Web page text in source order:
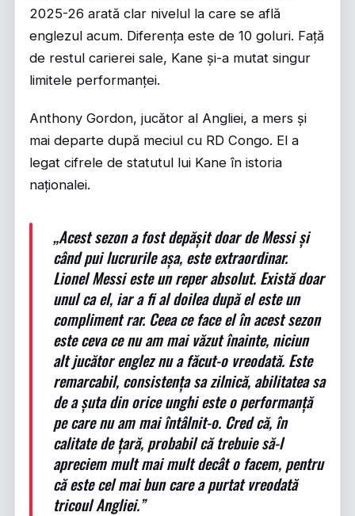
2025-26 arată clar nivelul la care se află
englezul acum. Diferența este de 10 goluri. Față
de restul carierei sale, Kane și-a mutat singur
limitele performanței.
Anthony Gordon, jucător al Angliei, a mers și
mai departe după meciul cu RD Congo. El a
legat cifrele de statutul lui Kane în istoria
naționalei.
„Acest sezon a fost depășit doar de Messi și
când pui lucrurile așa, este extraordinar.
Lionel Messi este un reper absolut. Există doar
unul ca el, iar a fi al doilea după el este un
compliment rar. Ceea ce face el în acest sezon
este ceva ce nu am mai văzut înainte, niciun
alt jucător englez nu a făcut-o vreodată. Este
remarcabil, consistența sa zilnică, abilitatea sa
de a șuta din orice unghi este o performanță
pe care nu am mai întâlnit-o. Cred că, în
calitate de țară, probabil că trebuie să-l
apreciem mult mai mult decât o facem, pentru
că este cel mai bun care a purtat vreodată
tricoul Angliei.”